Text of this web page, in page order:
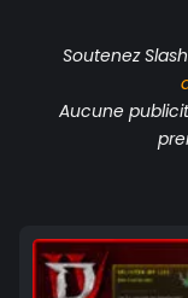
Soutenez
Aucune